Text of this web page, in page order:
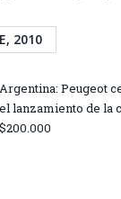
2010
Argentina: Peugeot
el lanzamiento de la
$200.000